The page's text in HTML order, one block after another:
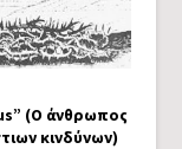
(Ο άνθρωπος
κινδύνων)